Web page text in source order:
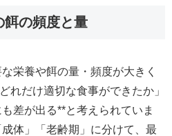
餌の頻度と量
栄養や餌の量・頻度が大きく
れだけ適切な食事ができたか」
差が出る**と考えられていま
体」「老齢期」に分けて、最